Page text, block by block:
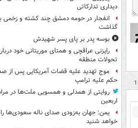
دیداری تدارکاتی
انفجار در حومه دمشق چند کشته و زخمی
گذاشت
بوسه‌ پدر بر پای پسر شهیدش
رایزنی عراقچی و همتای موریتانی خود
تحولات منطقه
موج تهدید علیه قضات آمریکایی پس از
حکم علیه ترامپ
روایتی از همدلی و همسویی ملت‌ها در
اربعین
یمن: جهان به‌زودی صدای ناله سعودی‌ها را
خواهد شنید